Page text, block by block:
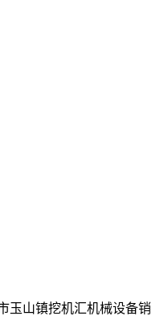
玉山镇挖机汇机械设备销